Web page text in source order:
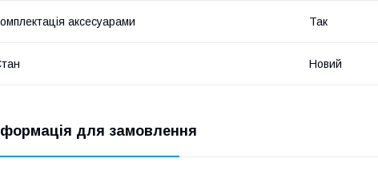
аксесуарами Так
Новий
для замовлення